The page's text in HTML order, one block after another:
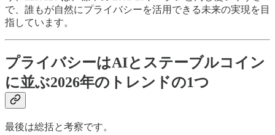
で、誰もが自然にプライバシーを活用できる未来の実現を目
指しています。
プライバシーはAIとステーブルコイン
に並ぶ2026年のトレンドの1つ
最後は総括と考察です。